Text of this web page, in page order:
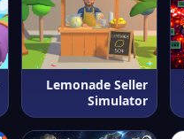
Lemonade Seller
Simulator